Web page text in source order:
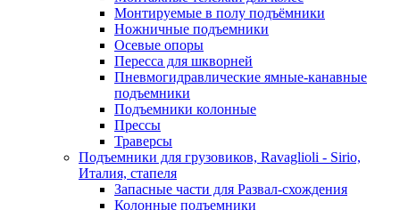
Монтируемые в полу подъёмники
Ножничные подъемники
Осевые опоры
Пересса для шкворней
Пневмогидравлические ямные-канавные
подъемники
Подъемники колонные
Прессы
Траверсы
Подъемники для грузовиков, Ravaglioli - Sirio,
Италия, стапеля
Запасные части для Развал-схождения
Колонные подъемники